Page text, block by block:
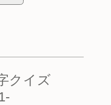
クイズ
-